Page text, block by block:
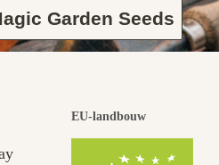
Garden Seeds
EU-landbouw